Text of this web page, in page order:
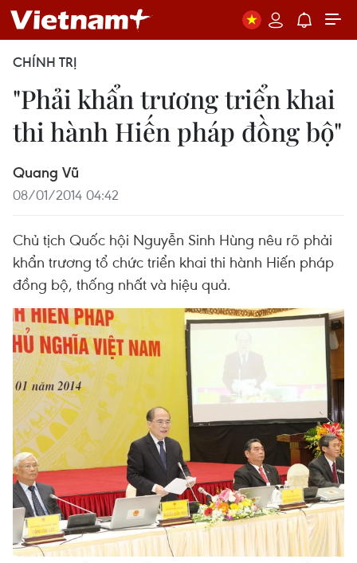
CHÍNH TRỊ
"Phải khẩn trương triển khai
thi hành Hiến pháp đồng bộ"
Quang Vũ
08/01/2014 04:42
Chủ tịch Quốc hội Nguyễn Sinh Hùng nêu rõ phải
khẩn trương tổ chức triển khai thi hành Hiến pháp
đồng bộ, thống nhất và hiệu quả.